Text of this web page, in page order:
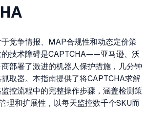
竞争情报、MAP合规性和动态定价策
的技术障碍是CAPTCHA——亚马逊、沃
部署了激进的机器人保护措施，几分钟
取器。本指南提供了将CAPTCHA求解
控流程中的完整操作步骤，涵盖检测策
理和扩展性，以每天监控数千个SKU而